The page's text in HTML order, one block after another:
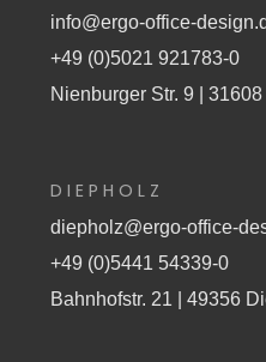
info@ergo-office-
+49 (0)5021 921783-0
Nienburger Str. 9 |
DIEPHOLZ
diepholz@ergo-office-
+49 (0)5441 54339-0
Bahnhofstr. 21 | 49356